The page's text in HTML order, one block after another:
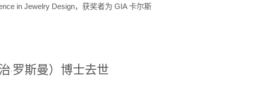
in Jewelry Design，获奖者为 GIA 卡尔斯
·罗斯曼）博士去世